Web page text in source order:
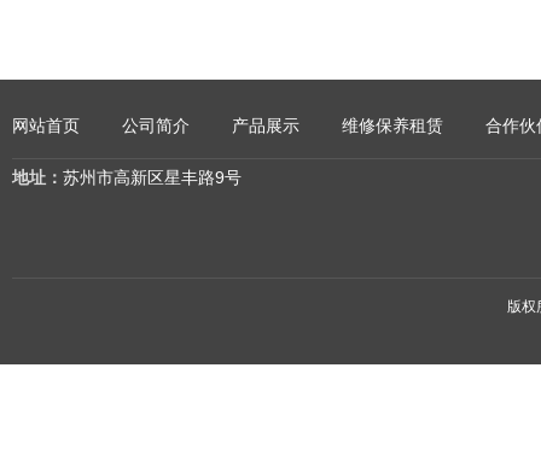
网站首页 公司简介 产品展示 维修保养租赁 合作伙
地址： 苏州市高新区星丰路9号
版权